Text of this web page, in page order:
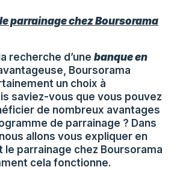
parrainage chez Boursorama
recherche d’une banque en
Boursorama
un choix à
saviez-vous que vous pouvez
de nombreux avantages
de parrainage ? Dans
allons vous expliquer en
le parrainage chez Boursorama
cela fonctionne.